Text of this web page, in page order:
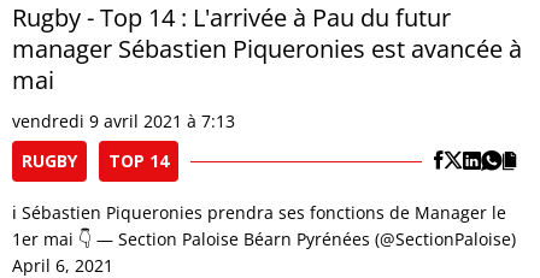
Rugby - Top 14 : L'arrivée à Pau du futur
manager Sébastien Piqueronies est avancée à
mai
vendredi 9 avril 2021 à 7:13
RUGBY
TOP 14
ℹ️ Sébastien Piqueronies prendra ses fonctions de Manager le
1er mai 👇 — Section Paloise Béarn Pyrénées (@SectionPaloise)
April 6, 2021